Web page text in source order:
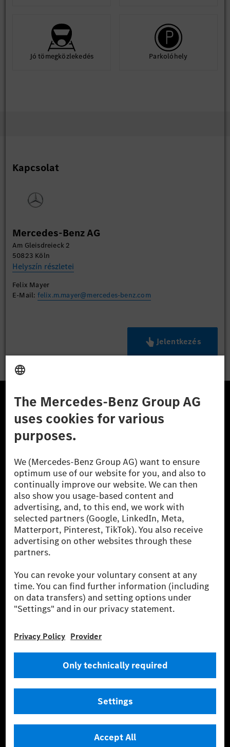
Jó tömegközlekedés Parkolóhely
Kapcsolat
Mercedes-Benz AG
Am Gleisdreieck 2
50823 Köln
Helyszín részletei
Felix Mayer
E-Mail: felix.m.mayer@mercedes-benz.com
Jelentkezés
A Mercedes-Benz Csoport
A Mercedes-Benz Group AG (korábbi Daimler AG) a
Mercedes-Benz AG-val együtt a prémium és
luxusautók, valamint kishaszonjárművek vezető
globális szállítói vagyunk. A Mercedes-Benz Mobility
AG finanszírozást, lízinget, autó előfizetést és
autókölcsönzést, flottakezelést, digitális
szolgáltatásokat a töltéshez és fizetéshez,
biztosításközvetítést, valamint innovatív mobilitási
szolgáltatásokat kínál.
Helyszínek
Jogi nyilatkozat